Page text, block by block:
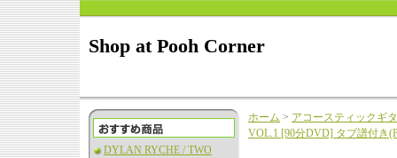
Shop at Pooh Corner
DYLAN RYCHE / TWO
ホーム > アコースティックギ
VOL.1 [90分DVD] タブ譜付き